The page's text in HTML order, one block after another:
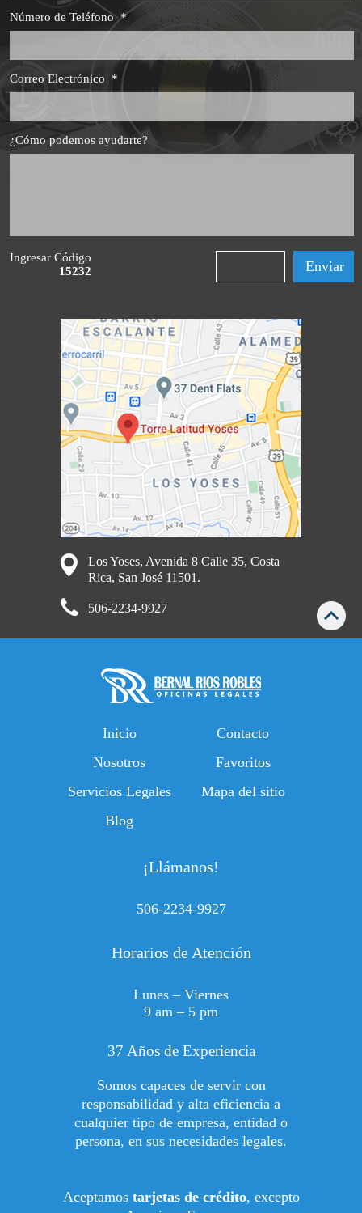
*
Número de Teléfono
*
Correo Electrónico
¿Cómo podemos ayudarte?
Ingresar Código
15232
Los Yoses, Avenida 8 Calle 35, Costa
Rica, San José 11501.
506-2234-9927
Inicio
Nosotros
Servicios Legales
Blog
Contacto
Favoritos
Mapa del sitio
¡Llámanos!
506-2234-9927
Horarios de Atención
Lunes – Viernes
9 am – 5 pm
37 Años de Experiencia
Somos capaces de servir con
responsabilidad y alta eficiencia a
cualquier tipo de empresa, entidad o
persona, en sus necesidades legales.
Aceptamos tarjetas de crédito, excepto